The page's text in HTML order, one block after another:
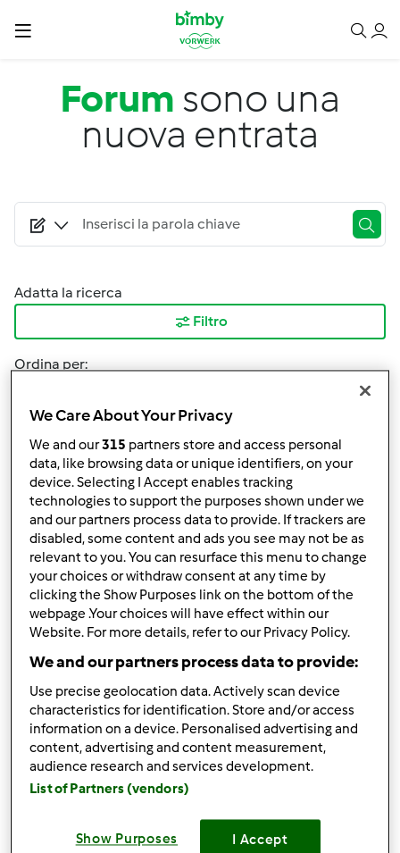
Salta al contenuto principale
Forum sono una
nuova entrata
Adatta la ricerca
Filtro
Ordina per:
10
3 | Ultimo messaggio
Risposta rapida
Anonimo (non verificato)
Dom, 03/08/2015 - 17:50
ciao a tutte mi fa immenso piacere di far parte del
mondo bimby .
We Care About Your Privacy
We and our315 partners store and access personal
data, like browsing data or unique identifiers, on your
device. Selecting I Accept enables tracking
technologies to support the purposes shown under we
and our partners process data to provide. If trackers are
disabled, some content and ads you see may not be as
relevant to you. You can resurface this menu to change
your choices or withdraw consent at any time by
clicking the Show Purposes link on the bottom of the
webpage .Your choices will have effect within our
Website. For more details, refer to our Privacy Policy.
We and our partners process data to provide:
Use precise geolocation data. Actively scan device
characteristics for identification. Store and/or access
information on a device. Personalised advertising and
content, advertising and content measurement,
audience research and services development.
List of Partners (vendors)
Show Purposes I Accept